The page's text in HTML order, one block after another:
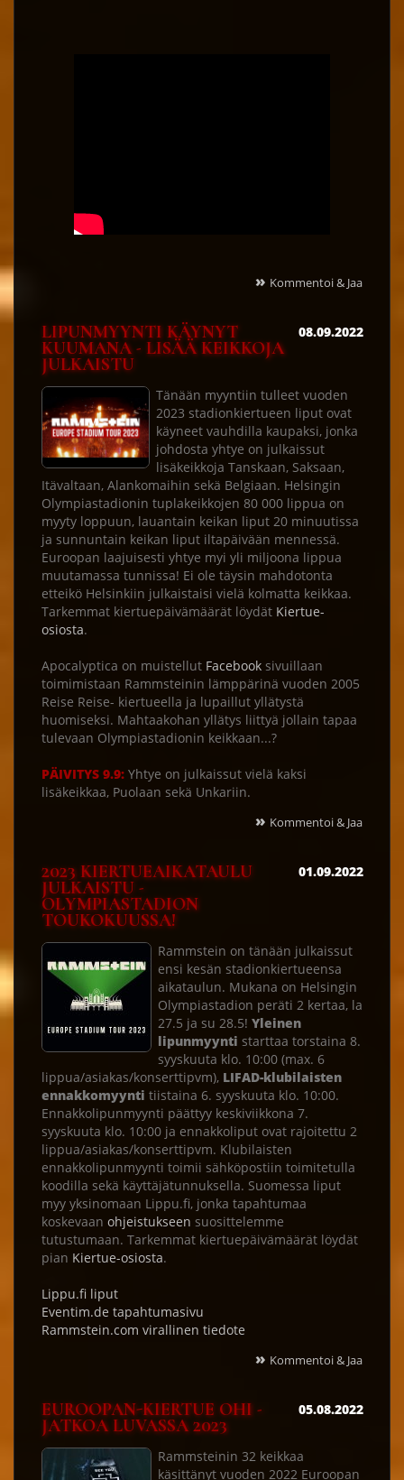
» Kommentoi & Jaa
LIPUNMYYNTI KÄYNYT
KUUMANA - LISÄÄ KEIKKOJA
JULKAISTU
08.09.2022
Tänään myyntiin tulleet vuoden
2023 stadionkiertueen liput ovat
käyneet vauhdilla kaupaksi, jonka
johdosta yhtye on julkaissut
lisäkeikkoja Tanskaan, Saksaan,
Itävaltaan, Alankomaihin sekä Belgiaan. Helsingin
Olympiastadionin tuplakeikkojen 80 000 lippua on
myyty loppuun, lauantain keikan liput 20 minuutissa
ja sunnuntain keikan liput iltapäivään mennessä.
Euroopan laajuisesti yhtye myi yli miljoona lippua
muutamassa tunnissa! Ei ole täysin mahdotonta
etteikö Helsinkiin julkaistaisi vielä kolmatta keikkaa.
Tarkemmat kiertuepäivämäärät löydät Kiertue-
osiosta.
Apocalyptica on muistellut Facebook sivuillaan
toimimistaan Rammsteinin lämppärinä vuoden 2005
Reise Reise- kiertueella ja lupaillut yllätystä
huomiseksi. Mahtaakohan yllätys liittyä jollain tapaa
tulevaan Olympiastadionin keikkaan...?
PÄIVITYS 9.9: Yhtye on julkaissut vielä kaksi
lisäkeikkaa, Puolaan sekä Unkariin.
» Kommentoi & Jaa
2023 KIERTUEAIKATAULU
JULKAISTU -
OLYMPIASTADION
TOUKOKUUSSA!
01.09.2022
Rammstein on tänään julkaissut
ensi kesän stadionkiertueensa
aikataulun. Mukana on Helsingin
Olympiastadion peräti 2 kertaa, la
27.5 ja su 28.5! Yleinen
lipunmyynti starttaa torstaina 8.
syyskuuta klo. 10:00 (max. 6
lippua/asiakas/konserttipvm), LIFAD-klubilaisten
ennakkomyynti tiistaina 6. syyskuuta klo. 10:00.
Ennakkolipunmyynti päättyy keskiviikkona 7.
syyskuuta klo. 10:00 ja ennakkoliput ovat rajoitettu 2
lippua/asiakas/konserttipvm. Klubilaisten
ennakkolipunmyynti toimii sähköpostiin toimitetulla
koodilla sekä käyttäjätunnuksella. Suomessa liput
myy yksinomaan Lippu.fi, jonka tapahtumaa
koskevaan ohjeistukseen suosittelemme
tutustumaan. Tarkemmat kiertuepäivämäärät löydät
pian Kiertue-osiosta.
Lippu.fi liput
Eventim.de tapahtumasivu
Rammstein.com virallinen tiedote
» Kommentoi & Jaa
EUROOPAN-KIERTUE OHI -
JATKOA LUVASSA 2023
05.08.2022
Rammsteinin 32 keikkaa
käsittänyt vuoden 2022 Euroopan